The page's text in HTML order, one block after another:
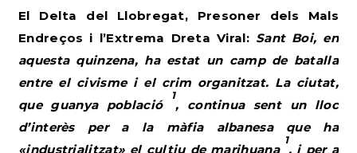
El Delta del Llobregat, Presoner dels Mals
Endreços i l’Extrema Dreta Viral: Sant Boi, en
aquesta quinzena, ha estat un camp de batalla
entre el civisme i el crim organitzat. La ciutat,
que guanya població
1
, continua sent un lloc
d’interès per a la màfia albanesa que ha
«industrialitzat» el cultiu de marihuana
1
, i per a